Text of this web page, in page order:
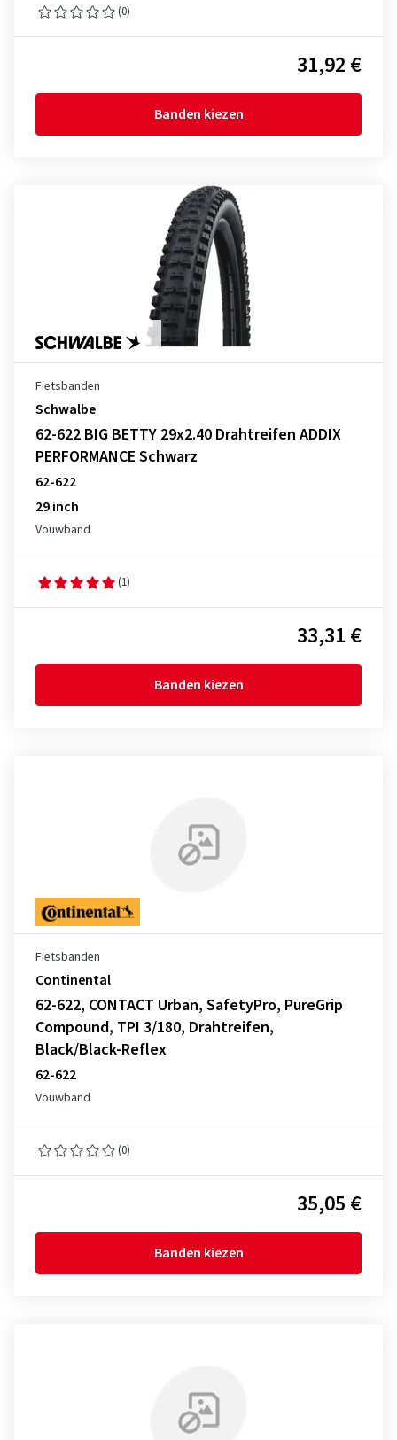
(0)
31,92 €
Banden kiezen
Fietsbanden
Schwalbe
62-622 BIG BETTY 29x2.40 Drahtreifen ADDIX
PERFORMANCE Schwarz
62-622
29 inch
Vouwband
(1)
33,31 €
Banden kiezen
Fietsbanden
Continental
62-622, CONTACT Urban, SafetyPro, PureGrip
Compound, TPI 3/180, Drahtreifen,
Black/Black-Reflex
62-622
Vouwband
(0)
35,05 €
Banden kiezen